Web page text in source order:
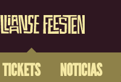
TICKETS NOTICIAS